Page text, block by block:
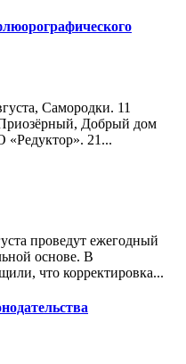
Самородки. 11
Добрый дом
«Редуктор». 21...
проведут ежегодный
основе. В
что корректировка...